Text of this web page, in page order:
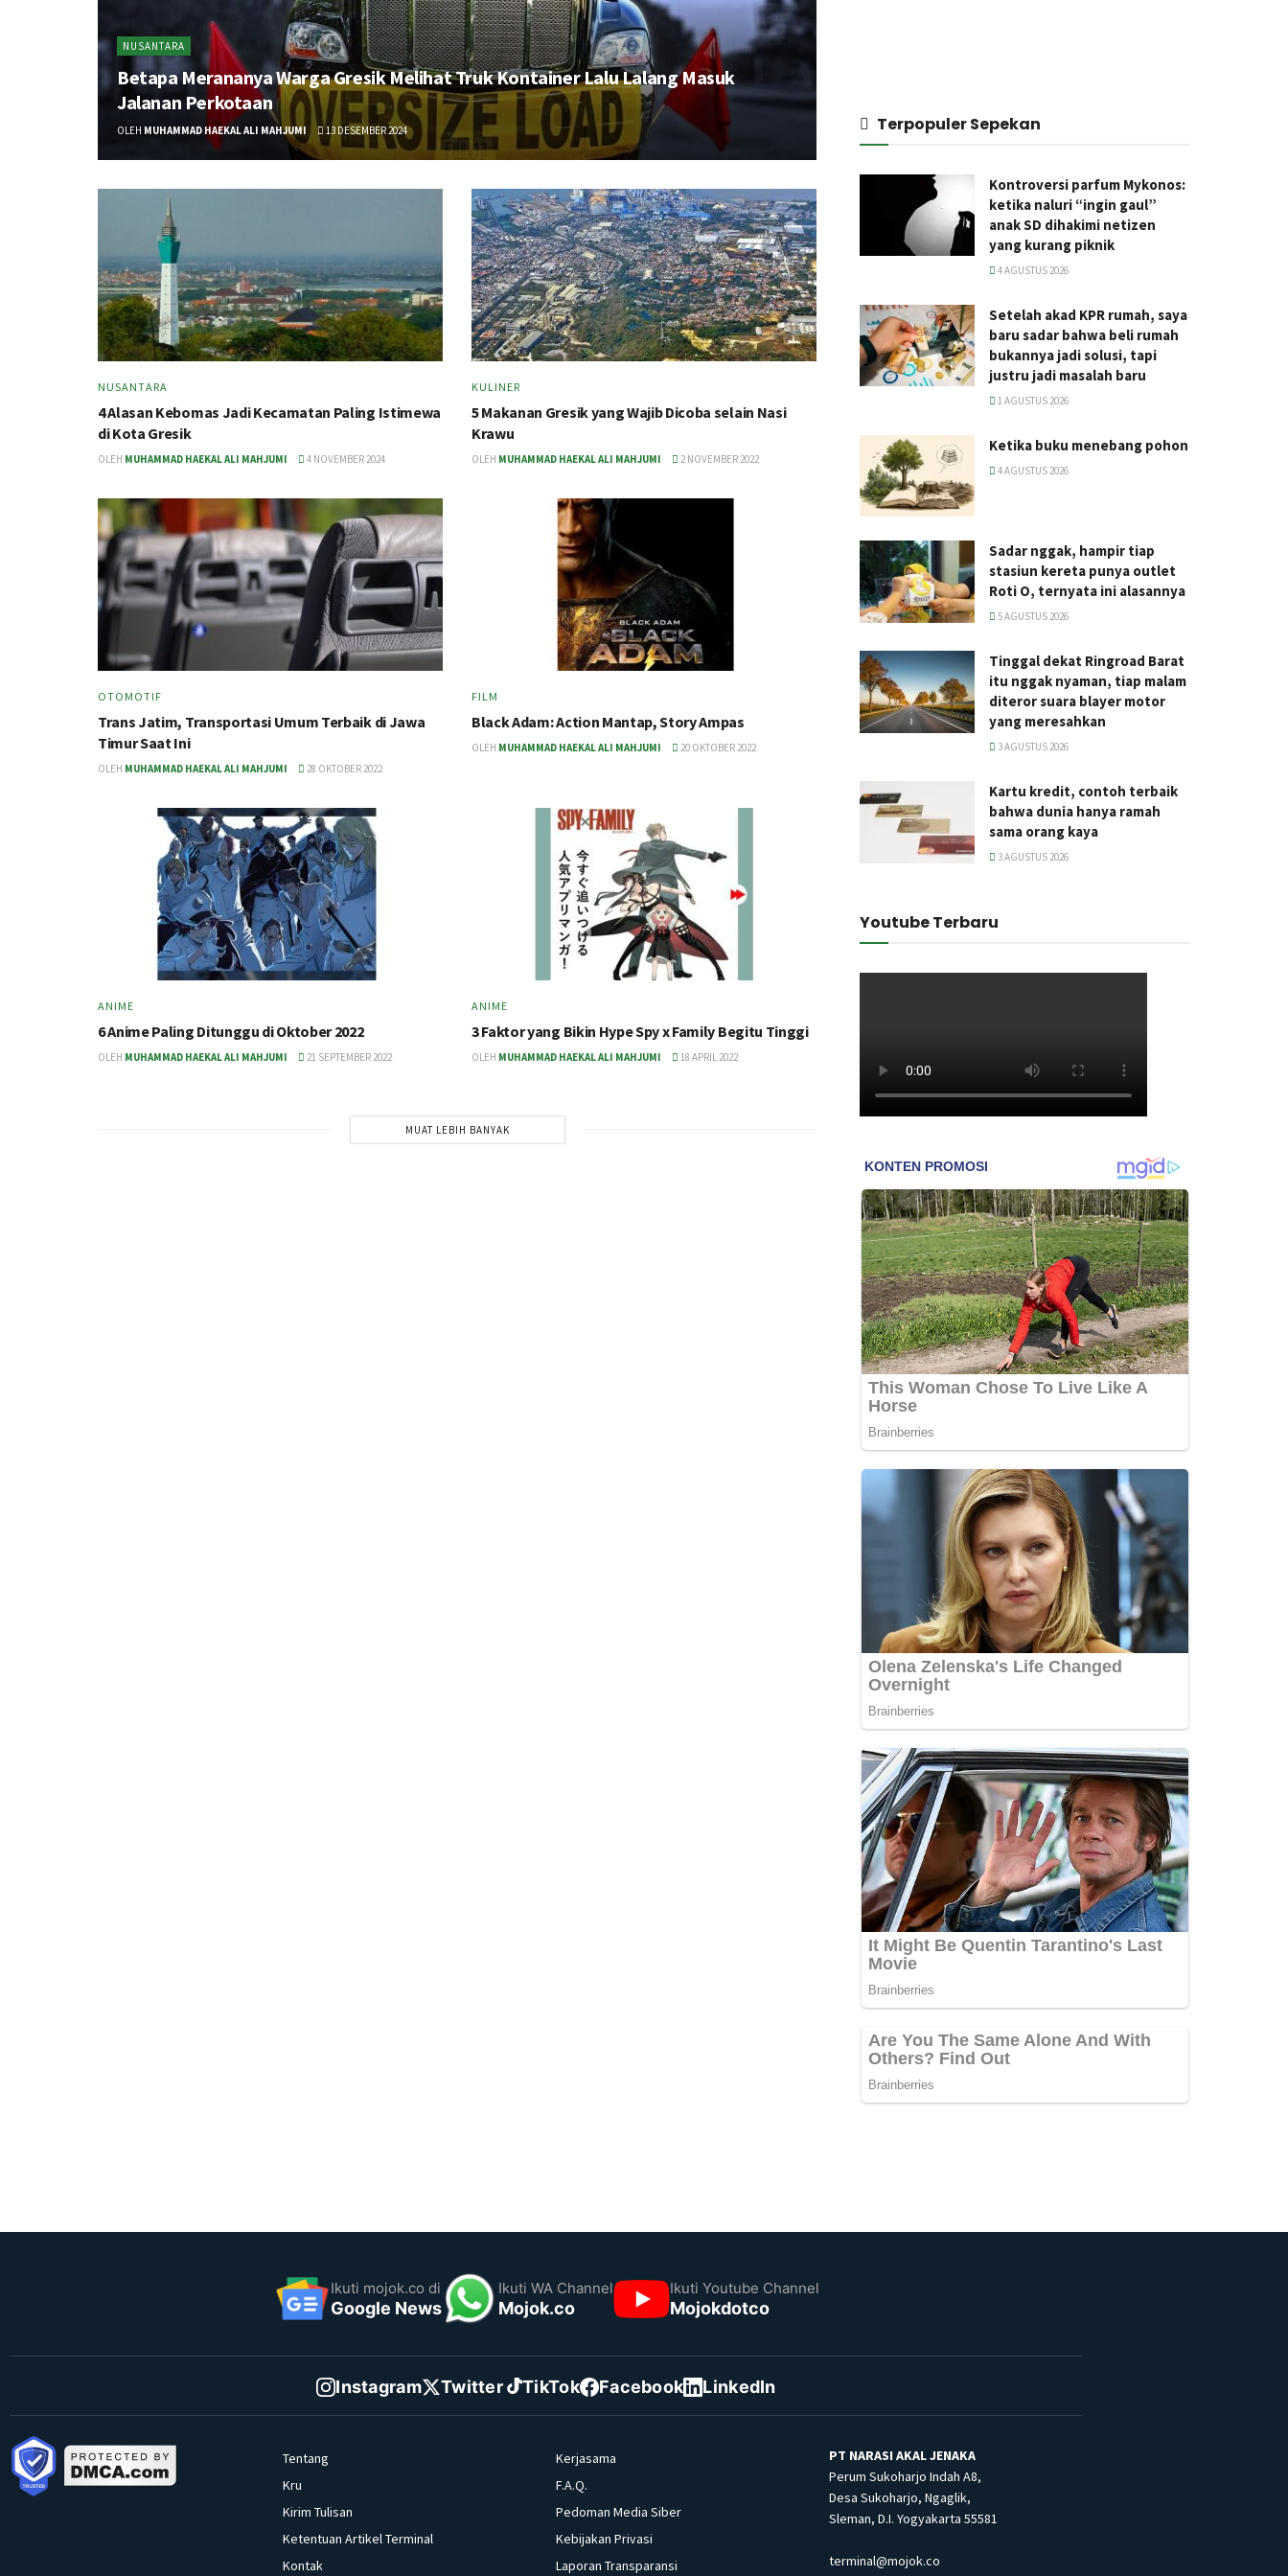
NUSANTARA
Betapa Merananya Warga Gresik Melihat Truk Kontainer Lalu Lalang Masuk
Jalanan Perkotaan
OLEH MUHAMMAD HAEKAL ALI MAHJUMI 13 DESEMBER 2024
NUSANTARA
4 Alasan Kebomas Jadi Kecamatan Paling Istimewa
di Kota Gresik
OLEH MUHAMMAD HAEKAL ALI MAHJUMI 4 NOVEMBER 2024
KULINER
5 Makanan Gresik yang Wajib Dicoba selain Nasi
Krawu
OLEH MUHAMMAD HAEKAL ALI MAHJUMI 2 NOVEMBER 2022
OTOMOTIF
Trans Jatim, Transportasi Umum Terbaik di Jawa
Timur Saat Ini
OLEH MUHAMMAD HAEKAL ALI MAHJUMI 28 OKTOBER 2022
FILM
Black Adam: Action Mantap, Story Ampas
OLEH MUHAMMAD HAEKAL ALI MAHJUMI 20 OKTOBER 2022
ANIME
6 Anime Paling Ditunggu di Oktober 2022
OLEH MUHAMMAD HAEKAL ALI MAHJUMI 21 SEPTEMBER 2022
ANIME
3 Faktor yang Bikin Hype Spy x Family Begitu Tinggi
OLEH MUHAMMAD HAEKAL ALI MAHJUMI 18 APRIL 2022
MUAT LEBIH BANYAK
Terpopuler Sepekan
Kontroversi parfum Mykonos:
ketika naluri “ingin gaul”
anak SD dihakimi netizen
yang kurang piknik
4 AGUSTUS 2026
Setelah akad KPR rumah, saya
baru sadar bahwa beli rumah
bukannya jadi solusi, tapi
justru jadi masalah baru
1 AGUSTUS 2026
Ketika buku menebang pohon
4 AGUSTUS 2026
Sadar nggak, hampir tiap
stasiun kereta punya outlet
Roti O, ternyata ini alasannya
5 AGUSTUS 2026
Tinggal dekat Ringroad Barat
itu nggak nyaman, tiap malam
diteror suara blayer motor
yang meresahkan
3 AGUSTUS 2026
Kartu kredit, contoh terbaik
bahwa dunia hanya ramah
sama orang kaya
3 AGUSTUS 2026
Youtube Terbaru
Ikuti mojok.co di
Google News
Ikuti WA Channel
Mojok.co
Ikuti Youtube Channel
Mojokdotco
Instagram Twitter TikTok Facebook LinkedIn
Tentang
Kru
Kirim Tulisan
Ketentuan Artikel Terminal
Kontak
Kerjasama
F.A.Q.
Pedoman Media Siber
Kebijakan Privasi
Laporan Transparansi
PT NARASI AKAL JENAKA
Perum Sukoharjo Indah A8,
Desa Sukoharjo, Ngaglik,
Sleman, D.I. Yogyakarta 55581
terminal@mojok.co